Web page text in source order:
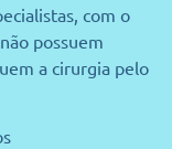
com o
possuem
a cirurgia pelo